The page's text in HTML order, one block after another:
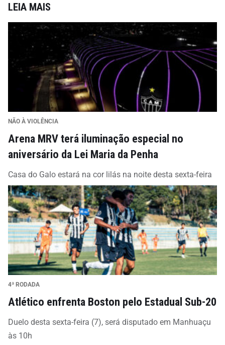
LEIA MAIS
NÃO À VIOLÊNCIA
Arena MRV terá iluminação especial no
aniversário da Lei Maria da Penha
Casa do Galo estará na cor lilás na noite desta sexta-feira
4ª RODADA
Atlético enfrenta Boston pelo Estadual Sub-20
Duelo desta sexta-feira (7), será disputado em Manhuaçu
às 10h